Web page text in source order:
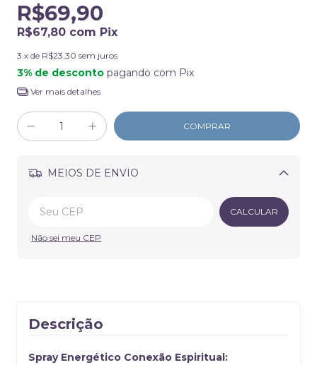
R$69,90
R$67,80 com Pix
3 x de R$23,30 sem juros
3% de desconto pagando com Pix
Ver mais detalhes
MEIOS DE ENVIO
Alterar CEP
CALCULAR
Não sei meu CEP
Descrição
Spray Energético Conexão Espiritual: